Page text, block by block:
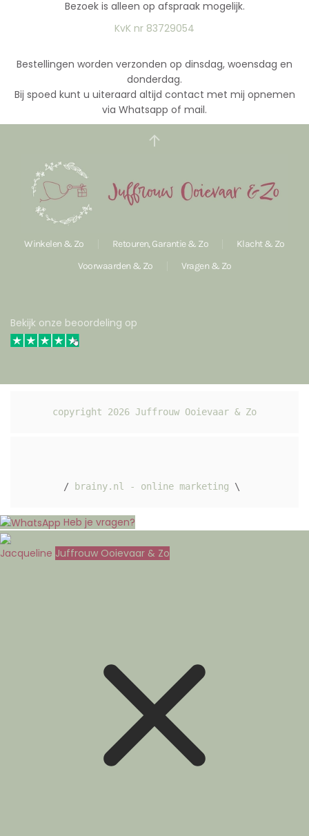
Bezoek is alleen op afspraak mogelijk.
KvK nr 83729054
Bestellingen worden verzonden op dinsdag, woensdag en
donderdag.
Bij spoed kunt u uiteraard altijd contact met mij opnemen
via Whatsapp of mail.
Winkelen & Zo Retouren, Garantie & Zo
Klacht & Zo
Voorwaarden & Zo
Vragen & Zo
Bekijk onze beoordeling op
copyright 2026 Juffrouw Ooievaar & Zo
/ brainy.nl - online marketing \
Heb je vragen?
Jacqueline Juffrouw Ooievaar & Zo